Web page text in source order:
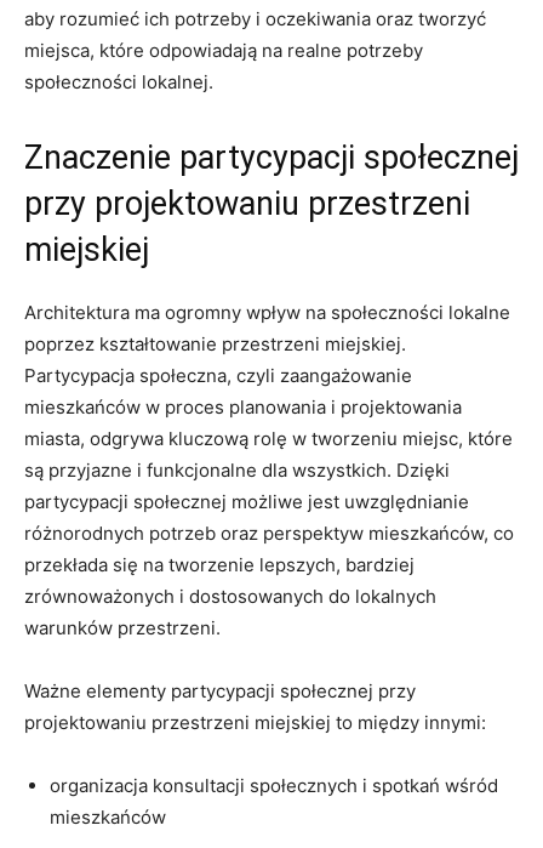
aby‍ rozumieć ich potrzeby ‍i oczekiwania ​oraz tworzyć
miejsca, ​które odpowiadają ​na‌ realne potrzeby
społeczności lokalnej.
Znaczenie⁢ partycypacji społecznej
przy projektowaniu przestrzeni
miejskiej
Architektura ma ogromny wpływ ⁤na społeczności lokalne⁣
poprzez kształtowanie przestrzeni miejskiej.
Partycypacja społeczna, czyli zaangażowanie ​
mieszkańców w proces ‍planowania i projektowania
miasta, odgrywa‌ kluczową rolę w tworzeniu miejsc, które⁤
są ⁢przyjazne⁢ i funkcjonalne dla wszystkich. Dzięki
partycypacji społecznej możliwe jest uwzględnianie
różnorodnych potrzeb ‌oraz perspektyw mieszkańców,‍ co
przekłada się na⁣ tworzenie lepszych, bardziej⁤
zrównoważonych⁤ i dostosowanych do⁣ lokalnych
warunków przestrzeni.
Ważne​ elementy ‌partycypacji społecznej ‌przy ​
projektowaniu przestrzeni miejskiej to między‌ innymi:
organizacja konsultacji społecznych i ⁢spotkań wśród
mieszkańców